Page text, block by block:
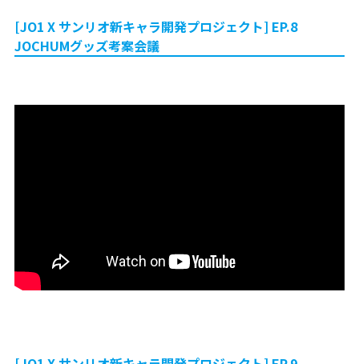
[JO1 X サンリオ新キャラ開発プロジェクト] EP.8
JOCHUMグッズ考案会議